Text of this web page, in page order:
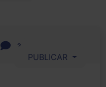
2
PUBLICAR